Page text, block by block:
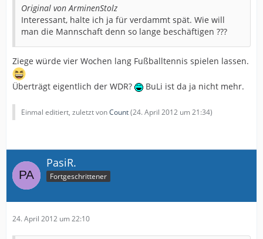
Original von ArminenStolz
Interessant, halte ich ja für verdammt spät. Wie will
man die Mannschaft denn so lange beschäftigen ???
Ziege würde vier Wochen lang Fußballtennis spielen lassen.
Überträgt eigentlich der WDR? BuLi ist da ja nicht mehr.
Einmal editiert, zuletzt vonCount(24. April 2012 um 21:34)
PasiR.
Fortgeschrittener
24. April 2012 um 22:10